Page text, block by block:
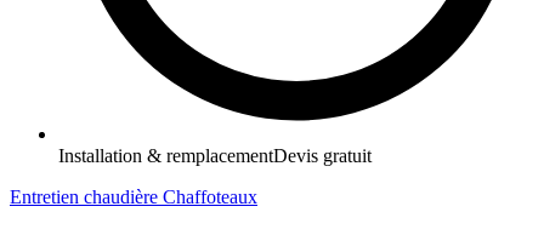
Installation & remplacementDevis gratuit
Entretien chaudière Chaffoteaux